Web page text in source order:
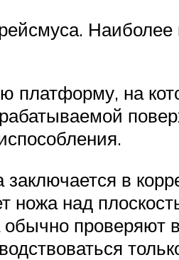
Наиболее
платформу, на
в
над
проверяют